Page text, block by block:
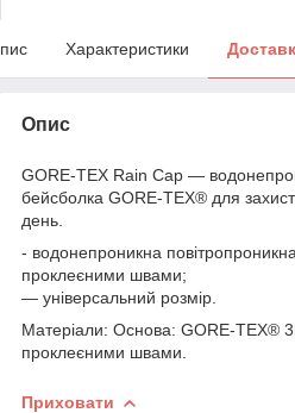
Характеристики
Опис
GORE-TEX Rain Cap —
бейсболка GORE-TEX® для
день.
- водонепроникна
проклеєними швами;
— універсальний розмір.
Матеріали: Основа: GORE-TEX®
проклеєними швами.
Приховати